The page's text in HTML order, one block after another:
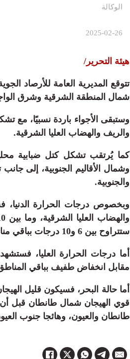
الوكالة
2025-02-26
هيئة التحرير/
تتوقع المديرية العامة للأرصاد
شمال المنطقة الشرقية وشرق
وستبقى الأجواء باردة نسبيًا، مع
والريف والهضاب العليا الشرقية.
كما يُرتقب تشكل كتل ضبابية
وشمال الأقاليم الجنوبية، إلى
والجنوبية.
ستتراوح بين 6 و10 درجات بباقي مناطق المملكة.
أما درجات الحرارة العليا،
مقابل انخفاض طفيف بباقي
أما حالة البحر، فسيكون قليل
قوي الهيجان شمال طانطان قبل أن
طانطان والعيون، وهائجا جنوب